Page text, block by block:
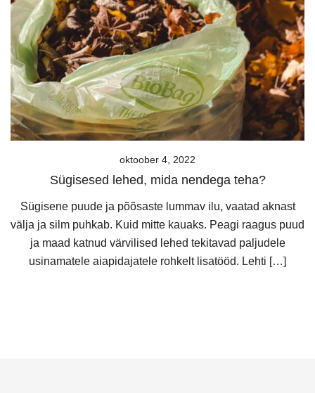
oktoober 4, 2022
Sügisesed lehed, mida nendega teha?
Sügisene puude ja põõsaste lummav ilu, vaatad aknast
välja ja silm puhkab. Kuid mitte kauaks. Peagi raagus puud
ja maad katnud värvilised lehed tekitavad paljudele
usinamatele aiapidajatele rohkelt lisatööd. Lehti […]